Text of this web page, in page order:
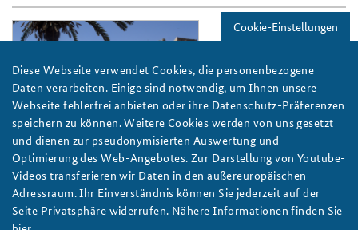
2017-5-
teaserfks17webseit_tropilux-flickr-
verkleinert-cc_by-nc_2.0.png
Foto: tropilux/flickr/verkleinert/CC BY-NC 2.0
The Middle East – a region in upheaval
Hardly any other region in this world is currently undergoing
political and social changes of the scope observed in the Middle
East. The Academy's 2017 Course for Senior Officials is
Cookie-Einstellungen
Diese Webseite verwendet Cookies, die personenbezogene
Daten verarbeiten. Einige sind notwendig, um Ihnen unsere
Webseite fehlerfrei anbieten oder ihre Datenschutz-Präferenzen
speichern zu können. Weitere Cookies werden von uns gesetzt
und dienen zur pseudonymisierten Auswertung und
Optimierung des Web-Angebotes. Zur Darstellung von Youtube-
Videos transferieren wir Daten in den außereuropäischen
Adressraum. Ihr Einverständnis können Sie jederzeit auf der
Seite Privatsphäre widerrufen. Nähere Informationen finden Sie